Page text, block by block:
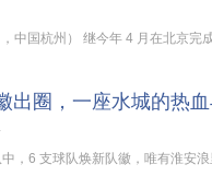
，中国杭州） 继今年 4 月在北京完
出圈，一座水城的热
，6 支球队焕新队徽，唯有淮安